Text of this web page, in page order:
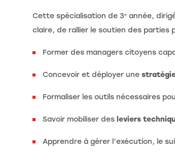
Cette spécialisation de 3ᵉ année,
claire, de rallier le soutien des
Former des managers citoyens
Concevoir et déployer une
Formaliser les outils nécessaires
Savoir mobiliser des leviers
Apprendre à gérer l’exécution, le